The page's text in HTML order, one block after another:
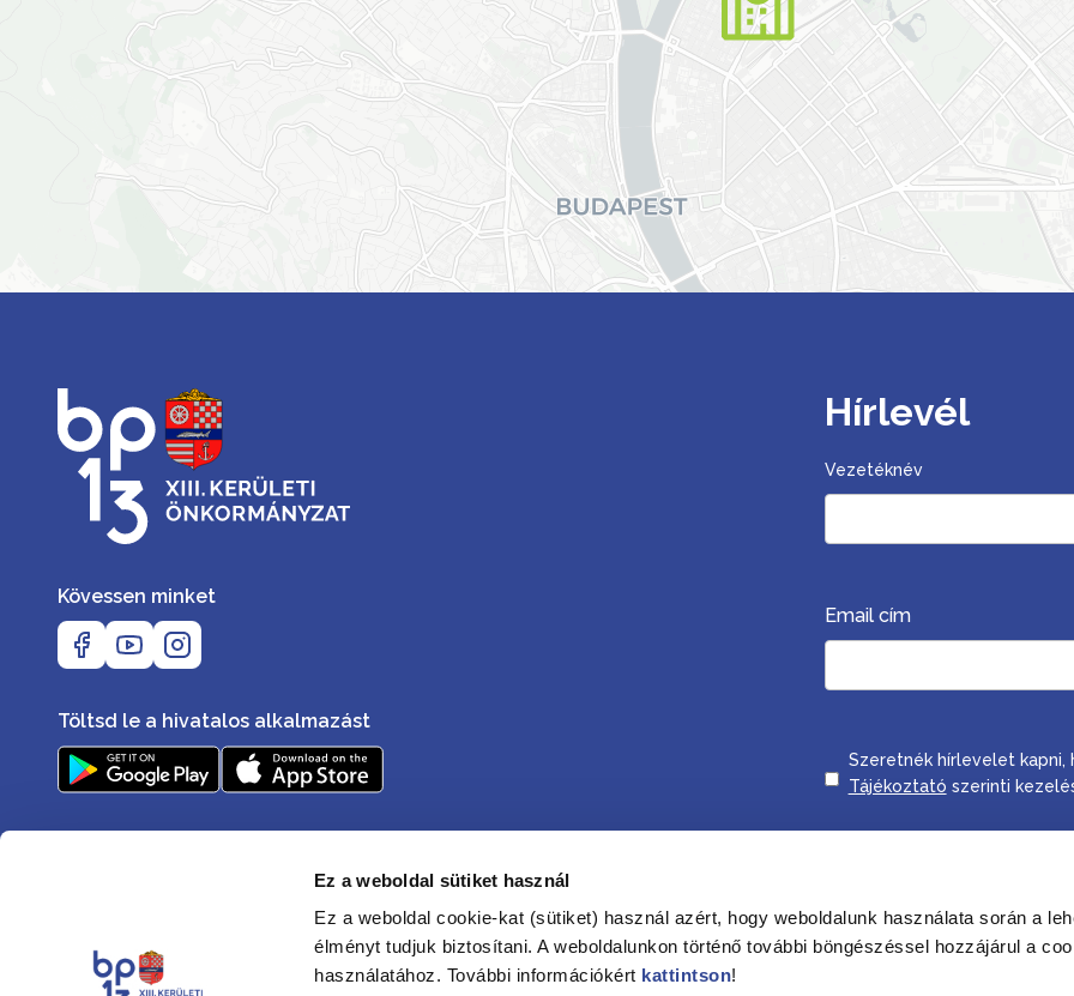
Ez a weboldal sütiket használ
Ez a weboldal cookie-kat (sütiket) használ azért, hogy weboldalunk használata során a
élményt tudjuk biztosítani. A weboldalunkon történő további böngészéssel hozzájárul a
használatához. További információkért kattintson!
Kövessen minket
Töltsd le a hivatalos alkalmazást
Hírlevél
Vezetéknév
Email cím
Consent
Szeretnék hírlevelet
Tájékoztató szerinti